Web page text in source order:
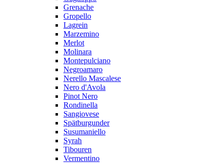
Grenache
Gropello
Lagrein
Marzemino
Merlot
Molinara
Montepulciano
Negroamaro
Nerello Mascalese
Nero d'Avola
Pinot Nero
Rondinella
Sangiovese
Spätburgunder
Susumaniello
Syrah
Tibouren
Vermentino